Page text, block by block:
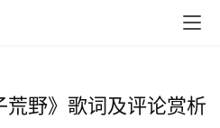
野》歌词及评论赏析